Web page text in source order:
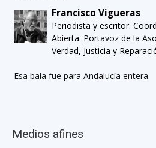
Francisco Vigueras
Periodista y escritor.
Abierta. Portavoz de la
Verdad, Justicia y
Esa bala fue para Andalucía entera
Medios afines